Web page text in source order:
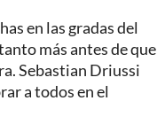
en las gradas del
más antes de que
Sebastian Driussi
a todos en el